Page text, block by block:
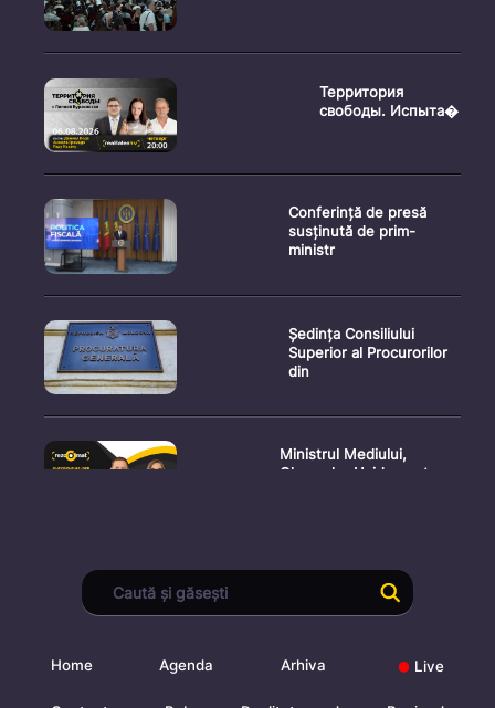
Территория
свободы. Испыта�
Conferință de presă
susținută de prim-
ministr
Ședința Consiliului
Superior al Procurorilor
din
Ministrul Mediului,
Gheorghe Hajder, este
Consultări publice privind
proiectul de lege pent
Home Agenda Arhiva Live